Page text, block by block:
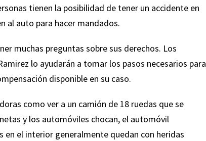
tienen la posibilidad de tener un accidente en
al auto para hacer mandados.
muchas preguntas sobre sus derechos. Los
lo ayudarán a tomar los pasos necesarios para
disponible en su caso.
como ver a un camión de 18 ruedas que se
y los automóviles chocan, el automóvil
el interior generalmente quedan con heridas